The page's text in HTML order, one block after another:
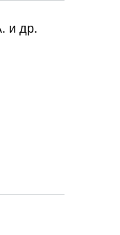
и др.